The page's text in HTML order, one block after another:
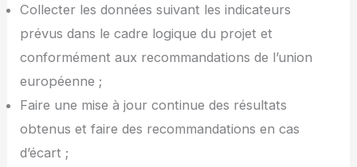
Collecter les données suivant les indicateurs
prévus dans le cadre logique du projet et
conformément aux recommandations de l’union
européenne ;
Faire une mise à jour continue des résultats
obtenus et faire des recommandations en cas
d’écart ;